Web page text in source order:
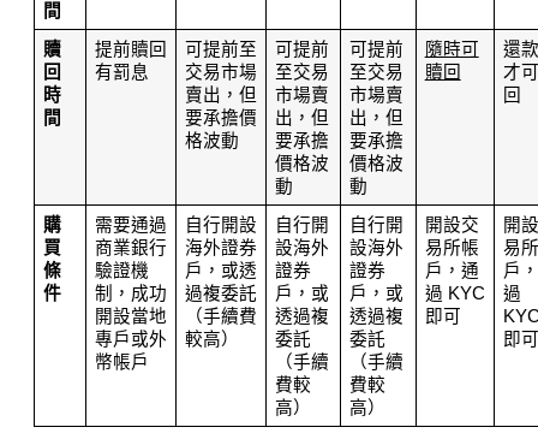
間
贖
回
時
間
提前贖回
有罰息
可提前至
交易市場
賣出，但
要承擔價
格波動
可提前
至交易
市場賣
出，但
要承擔
價格波
動
可提前
至交易
市場賣
出，但
要承擔
價格波
動
隨時可
贖回
還
才
回
購
買
條
件
需要通過
商業銀行
驗證機
制，成功
開設當地
專戶或外
幣帳戶
自行開設
海外證券
戶，或透
過複委託
（手續費
較高）
自行開
設海外
證券
戶，或
透過複
委託
（手續
費較
高）
自行開
設海外
證券
戶，或
透過複
委託
（手續
費較
高）
開設交
易所帳
戶，通
過 KYC
即可
開
易
戶
過
即可